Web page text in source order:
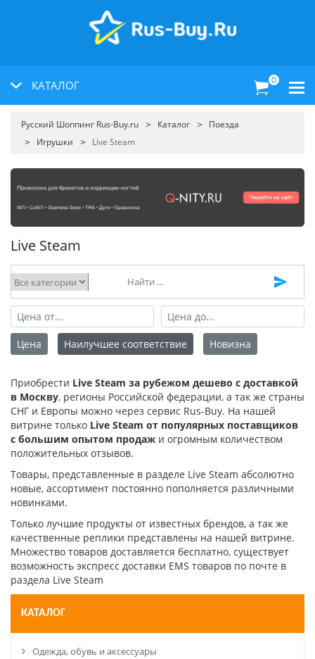
КАТАЛОГ 0
Русский Шоппинг Rus-Buy.ru Каталог
Поезда
Игрушки
Live Steam
Live Steam
КАТАЛОГ
Одежда, обувь и аксессуары
Цена Наилучшее соответствие Новизна
Приобрести Live Steam за рубежом дешево с доставкой
в Москву, регионы Российской федерации, а так же страны
СНГ и Европы можно через сервис Rus-Buy. На нашей
витрине только Live Steam от популярных поставщиков
с большим опытом продаж и огромным количеством
положительных отзывов.
Товары, представленные в разделе Live Steam абсолютно
новые, ассортимент постоянно пополняется различными
новинками.
Только лучшие продукты от известных брендов, а так же
качественные реплики представлены на нашей витрине.
Множество товаров доставляется бесплатно, существует
возможность экспресс доставки EMS товаров по почте в
раздела Live Steam